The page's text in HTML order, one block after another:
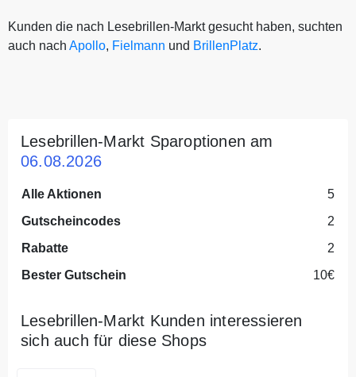
Kunden die nach Lesebrillen-Markt gesucht haben, suchten
auch nach Apollo, Fielmann und BrillenPlatz.
Lesebrillen-Markt Sparoptionen am
06.08.2026
Alle Aktionen
5
Gutscheincodes
2
Rabatte
2
Bester Gutschein
10€
Lesebrillen-Markt Kunden interessieren
sich auch für diese Shops